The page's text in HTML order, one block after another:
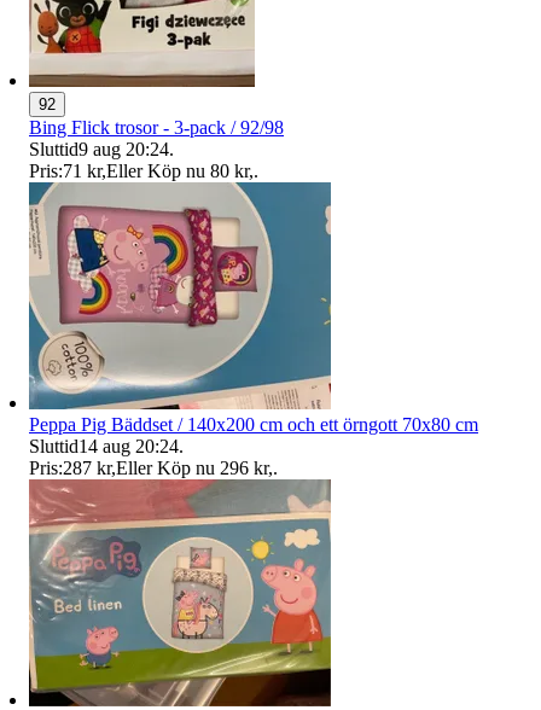
92
Bing Flick trosor - 3-pack / 92/98
Sluttid9 aug 20:24.
Pris:71 kr,Eller Köp nu 80 kr,.
Peppa Pig Bäddset / 140x200 cm och ett örngott 70x80 cm
Sluttid14 aug 20:24.
Pris:287 kr,Eller Köp nu 296 kr,.